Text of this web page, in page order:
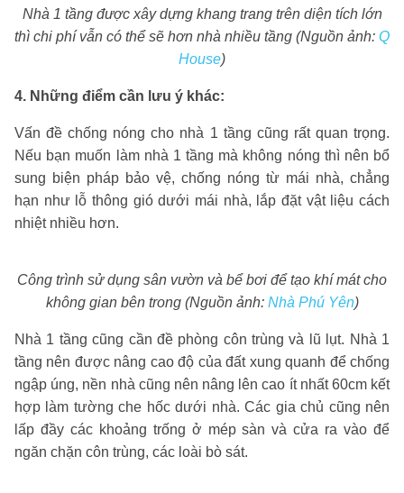
Nhà 1 tầng được xây dựng khang trang trên diện tích lớn
thì chi phí vẫn có thể sẽ hơn nhà nhiều tầng (Nguồn ảnh: Q
House)
4. Những điểm cần lưu ý khác:
Vấn đề chống nóng cho nhà 1 tầng cũng rất quan trọng.
Nếu bạn muốn làm nhà 1 tầng mà không nóng thì nên bổ
sung biện pháp bảo vệ, chống nóng từ mái nhà, chẳng
hạn như lỗ thông gió dưới mái nhà, lắp đặt vật liệu cách
nhiệt nhiều hơn.
Công trình sử dụng sân vườn và bể bơi để tạo khí mát cho
không gian bên trong (Nguồn ảnh: Nhà Phú Yên)
Nhà 1 tầng cũng cần đề phòng côn trùng và lũ lụt. Nhà 1
tầng nên được nâng cao độ của đất xung quanh để chống
ngập úng, nền nhà cũng nên nâng lên cao ít nhất 60cm kết
hợp làm tường che hốc dưới nhà. Các gia chủ cũng nên
lấp đầy các khoảng trống ở mép sàn và cửa ra vào để
ngăn chặn côn trùng, các loài bò sát.